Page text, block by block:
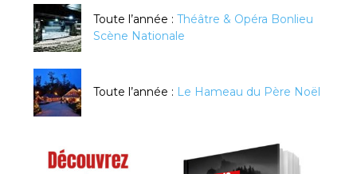
Toute l’année : Théâtre & Opéra Bonlieu
Scène Nationale
Toute l’année : Le Hameau du Père Noël